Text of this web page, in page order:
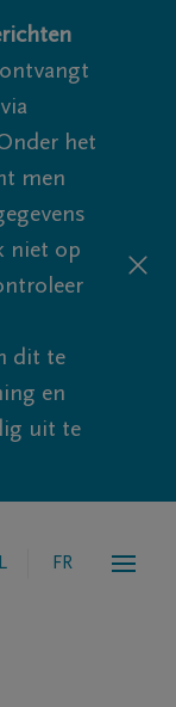
het
men
niet op
dit te
en
uit te
FR